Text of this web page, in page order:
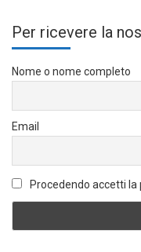
Per ricevere la
Nome o nome completo
Email
Procedendo accetti la